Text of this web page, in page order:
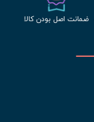
ضمانت اصل بودن کالا